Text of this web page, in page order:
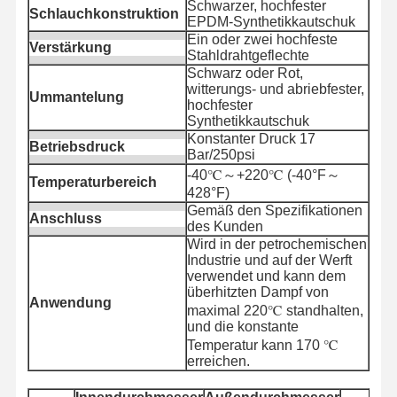
Metallschlauch
Schlauchschwimmer
Schlauchkonstruktion
Schwarzer, hochfester
EPDM-Synthetikkautschuk
Verstärkung
Ein oder zwei hochfeste
Stahldrahtgeflechte
Ummantelung
Schwarz oder Rot,
witterungs- und abriebfester,
hochfester
Synthetikkautschuk
Betriebsdruck
Konstanter Druck 17
Bar/250psi
Temperaturbereich
-40℃～+220℃ (-40°F～
428°F)
Anschluss
Gemäß den Spezifikationen
des Kunden
Anwendung
Wird in der petrochemischen
Industrie und auf der Werft
verwendet und kann dem
überhitzten Dampf von
maximal 220℃ standhalten,
und die konstante
Temperatur kann 170 ℃
erreichen.